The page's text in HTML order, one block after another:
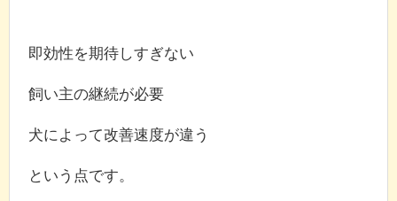
即効性を期待しすぎない
飼い主の継続が必要
犬によって改善速度が違う
という点です。